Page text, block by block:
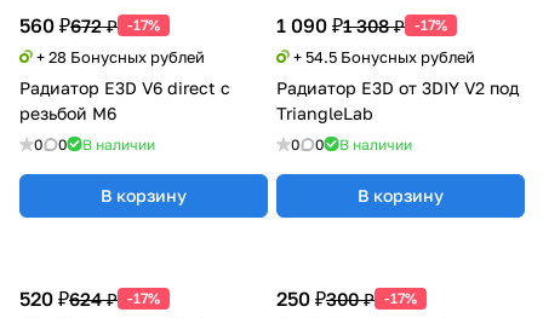
560 ₽672 ₽ -17%
+ 28 Бонусных рублей
Радиатор E3D V6 direct с
резьбой М6
0 0 В наличии
В корзину
1 090 ₽1 308 ₽ -17%
+ 54.5 Бонусных рублей
Радиатор E3D от 3DIY V2 под
TriangleLab
0 0 В наличии
В корзину
520 ₽624 ₽ -17% 250 ₽300 ₽ -17%